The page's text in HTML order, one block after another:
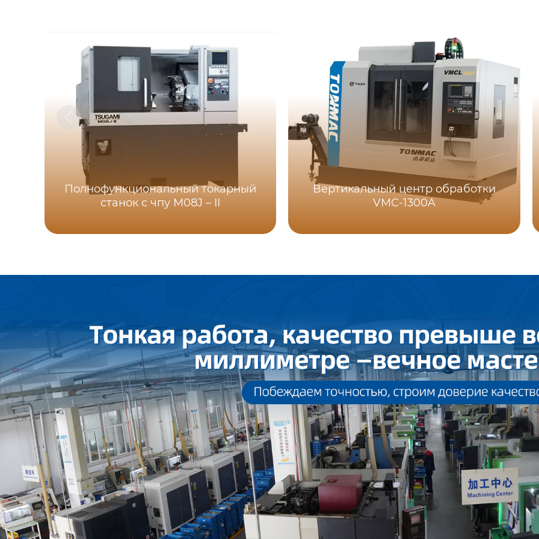
Полнофункциональный токарный
станок с чпу M08J – II
Bертикальный центр обработки
VMC-1300A